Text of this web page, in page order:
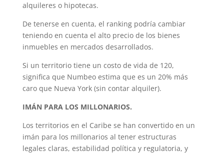
alquileres o hipotecas.
De tenerse en cuenta, el ranking podría cambiar
teniendo en cuenta el alto precio de los bienes
inmuebles en mercados desarrollados.
Si un territorio tiene un costo de vida de 120,
significa que Numbeo estima que es un 20% más
caro que Nueva York (sin contar alquiler).
IMÁN PARA LOS MILLONARIOS.
Los territorios en el Caribe se han convertido en un
imán para los millonarios al tener estructuras
legales claras, estabilidad política y regulatoria, y